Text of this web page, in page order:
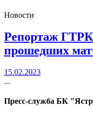
Новости
Репортаж
прошедших
15.02.2023
...
Пресс-служба БК